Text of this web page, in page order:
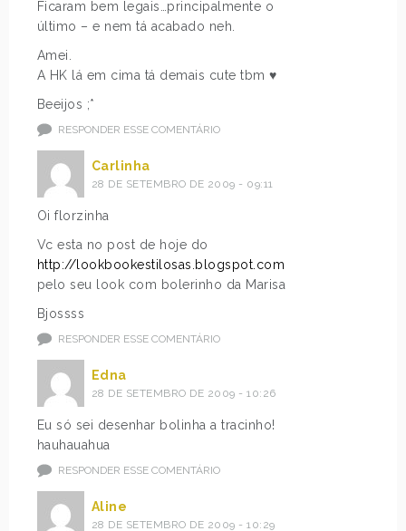
Ficaram bem legais…principalmente o
último – e nem tá acabado neh.
Amei.
A HK lá em cima tá demais cute tbm ♥
Beeijos ;*
RESPONDER ESSE COMENTÁRIO
Carlinha
28 DE SETEMBRO DE 2009 - 09:11
Oi florzinha
Vc esta no post de hoje do
http://lookbookestilosas.blogspot.com
pelo seu look com bolerinho da Marisa
Bjossss
RESPONDER ESSE COMENTÁRIO
Edna
28 DE SETEMBRO DE 2009 - 10:26
Eu só sei desenhar bolinha a tracinho!
hauhauahua
RESPONDER ESSE COMENTÁRIO
Aline
28 DE SETEMBRO DE 2009 - 10:29